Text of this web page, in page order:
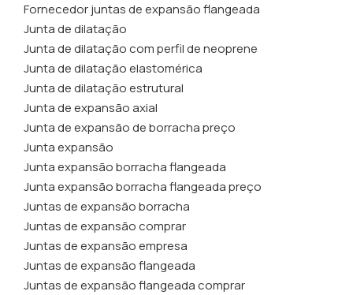
Fornecedor juntas de expansão flangeada
Junta de dilatação
Junta de dilatação com perfil de neoprene
Junta de dilatação elastomérica
Junta de dilatação estrutural
Junta de expansão axial
Junta de expansão de borracha preço
Junta expansão
Junta expansão borracha flangeada
Junta expansão borracha flangeada preço
Juntas de expansão borracha
Juntas de expansão comprar
Juntas de expansão empresa
Juntas de expansão flangeada
Juntas de expansão flangeada comprar